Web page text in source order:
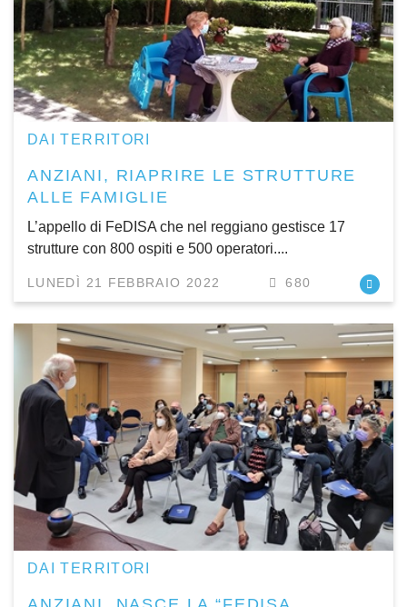
DAI TERRITORI
ANZIANI, RIAPRIRE LE STRUTTURE
ALLE FAMIGLIE
L’appello di FeDISA che nel reggiano gestisce 17
strutture con 800 ospiti e 500 operatori....
LUNEDÌ 21 FEBBRAIO 2022 680
DAI TERRITORI